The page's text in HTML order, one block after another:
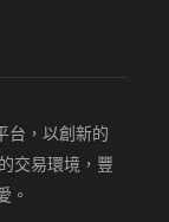
台，以創新的
交易環境，豐
。